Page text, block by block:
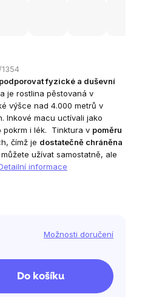
podporovat fyzické a duševní
je rostlina pěstovaná v
výšce nad 4.000 metrů v
Inkové macu uctívali jako
i lék.
Tinktura v poměru
čímž je dostatečně chráněna
užívat samostatně, ale
informace
Možnosti doručení
Do košíku